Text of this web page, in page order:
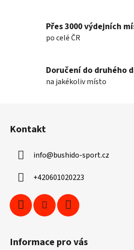
Přes 3000 výdejních
po celé ČR
Doručení do druhého
na jakékoliv místo
Kontakt
info@bushido-sport.cz
+420601020223
Informace pro vás